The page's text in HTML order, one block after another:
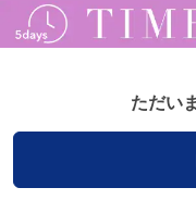
ただい